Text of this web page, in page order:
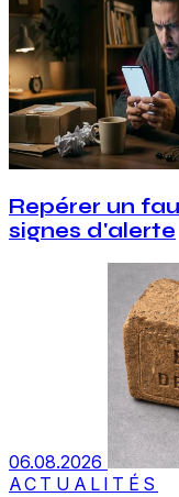
Repérer un
signes d'alerte
06.08.2026
ACTUALITÉS